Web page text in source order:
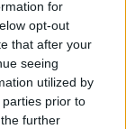
for
opt-out
that after your
seeing
utilized by
prior to
further
UE în
Predoiu